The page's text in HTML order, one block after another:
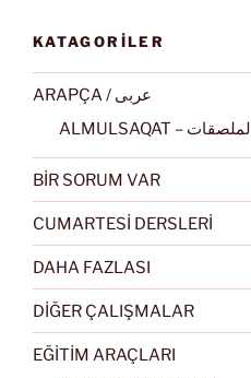
KATAGORİLER
ARAPÇA / عربى
ALMULSAQAT – الملصقات
BİR SORUM VAR
CUMARTESİ DERSLERİ
DAHA FAZLASI
DİĞER ÇALIŞMALAR
EĞİTİM ARAÇLARI